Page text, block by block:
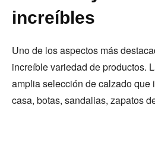
increíbles
Uno de los aspectos más
increíble variedad de productos.
amplia selección de calzado que
casa, botas, sandalias, zapatos